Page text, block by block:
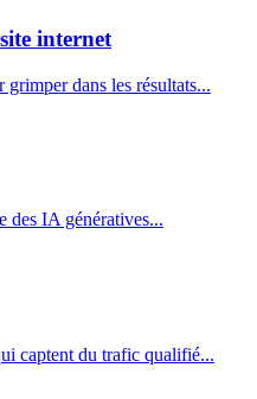
internet
dans les résultats...
des IA génératives...
captent du trafic qualifié...